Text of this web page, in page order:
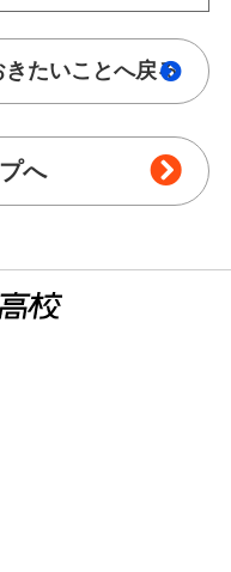
たいことへ戻る
へ